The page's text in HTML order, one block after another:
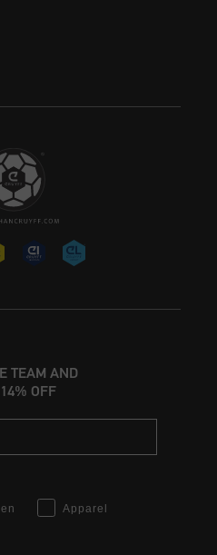
TEAM AND
OFF
Apparel